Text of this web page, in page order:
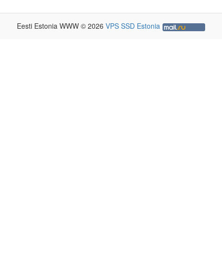
Eesti Estonia WWW © 2026 VPS SSD Estonia